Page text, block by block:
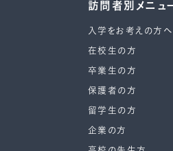
訪問者別メニュ
入学をお考えの方へ
在校生の方
卒業生の方
保護者の方
留学生の方
企業の方